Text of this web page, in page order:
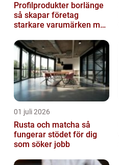
Profilprodukter borlänge
så skapar företag
starkare varumärken med
01 juli 2026
Rusta och matcha så
fungerar stödet för dig
som söker jobb